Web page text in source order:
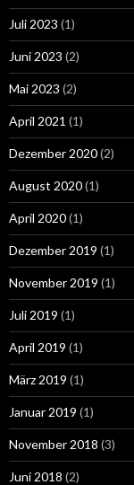
Juli 2023 (1)
Juni 2023 (2)
Mai 2023 (2)
April 2021 (1)
Dezember 2020(2)
August 2020(1)
April 2020(1)
Dezember 2019 (1)
November 2019 (1)
Juli 2019 (1)
April 2019 (1)
März 2019 (1)
Januar 2019 (1)
November 2018 (3)
Juni 2018 (2)